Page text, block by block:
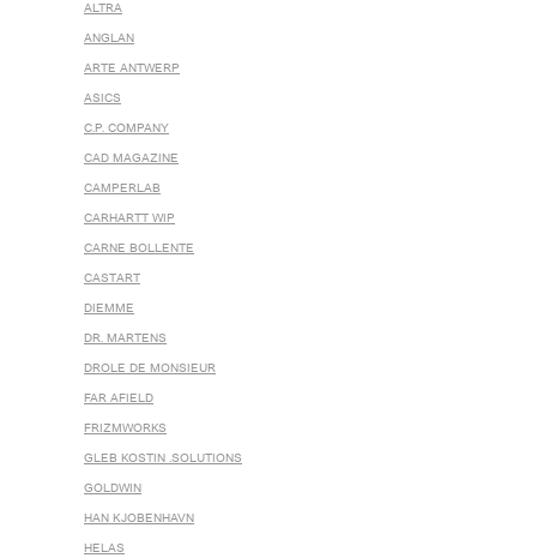
ALTRA
ANGLAN
ARTE ANTWERP
ASICS
C.P. COMPANY
CAD MAGAZINE
CAMPERLAB
CARHARTT WIP
CARNE BOLLENTE
CASTART
DIEMME
DR. MARTENS
DROLE DE MONSIEUR
FAR AFIELD
FRIZMWORKS
GLEB KOSTIN .SOLUTIONS
GOLDWIN
HAN KJOBENHAVN
HELAS